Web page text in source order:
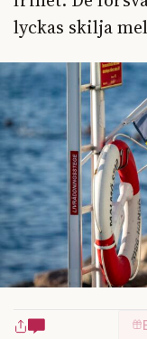
lyckas skilja